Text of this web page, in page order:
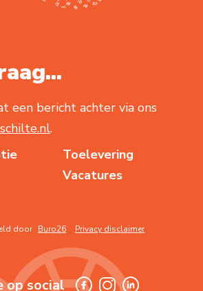
een bericht achter via ons
.
Toelevering
Vacatures
door Buro26 Privacy disclaimer
op social